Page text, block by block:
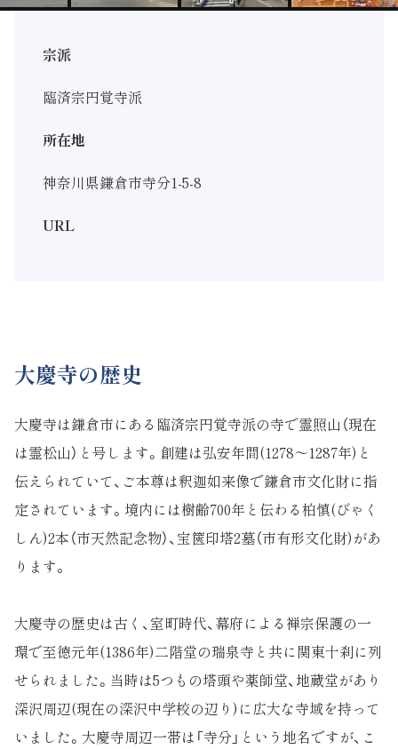
宗派
臨済宗円覚寺派
所在地
神奈川県鎌倉市寺分1-5-8
URL
大慶寺の歴史
大慶寺は鎌倉市にある臨済宗円覚寺派の寺で霊照山（現在
は霊松山）と号します。創建は弘安年間(1278～1287年)と
伝えられていて、ご本尊は釈迦如来像で鎌倉市文化財に指
定されています。境内には樹齢700年と伝わる柏慎(びゃく
しん)2本（市天然記念物）、宝篋印塔2墓（市有形文化財)があ
ります。
大慶寺の歴史は古く、室町時代、幕府による禅宗保護の一
環で至徳元年(1386年)二階堂の瑞泉寺と共に関東十刹に列
せられました。当時は5つもの塔頭や薬師堂、地蔵堂があり
深沢周辺(現在の深沢中学校の辺り)に広大な寺域を持って
いました。大慶寺周辺一帯は「寺分」という地名ですが、こ